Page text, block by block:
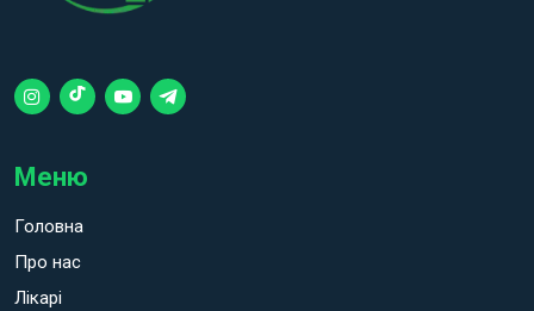
Меню
Головна
Про нас
Лікарі